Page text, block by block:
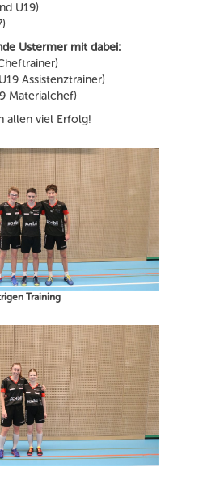
U19)
Ustermer mit dabei:
Assistenztrainer)
Materialchef)
allen viel Erfolg!
Training